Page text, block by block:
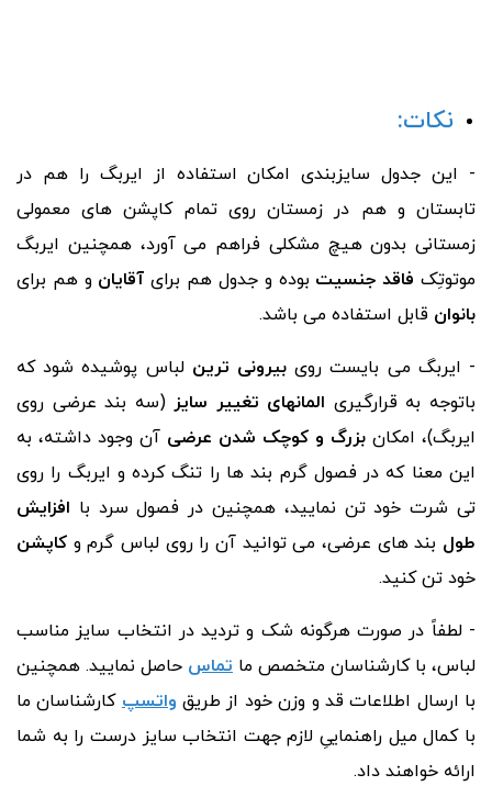
نکات:
- این جدول سایزبندی امکان استفاده از ایربگ را هم در
تابستان و هم در زمستان روی تمام کاپشن های معمولی
زمستانی بدون هیچ مشکلی فراهم می آورد، همچنین ایربگ
موتوتِک فاقد جنسیت بوده و جدول هم برایآقایان و هم برای
بانوان قابل استفاده می باشد.
- ایربگ می بایست روی بیرونی ترین لباس پوشیده شود که
باتوجه به قرارگیری المانهای تغییر سایز (سه بند عرضی روی
ایربگ)‌، امکان بزرگ و کوچک شدن عرضی آن وجود داشته، به
این معنا که در فصول گرم بند ها را تنگ کرده و ایربگ را روی
تی شرت خود تن نمایید، همچنین در فصول سرد با افزایش
طول بند های عرضی، می توانید آن را روی لباس گرم و کاپشن
خود تن کنید.
- لطفاً در صورت هرگونه شک و تردید در انتخاب سایز مناسب
لباس، با کارشناسان متخصص ما تماس حاصل نمایید. همچنین
با ارسال اطلاعات قد و وزن خود از طریق واتسپ کارشناسان ما
با کمال میل راهنماییِ لازم جهت انتخاب سایز درست را به شما
ارائه خواهند داد.